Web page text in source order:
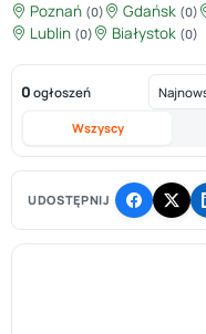
Poznań (0) Gdańsk (0)
Lublin (0) Białystok (0)
0 ogłoszeń
Wszyscy
UDOSTĘPNIJ